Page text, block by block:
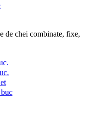
de chei combinate, fixe,